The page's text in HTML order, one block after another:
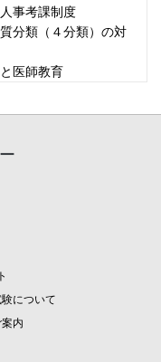
事考課制度
分類（４分類）の対
医師教育
について
内